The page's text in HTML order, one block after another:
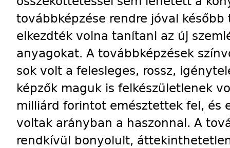
továbbképzése rendre jóval
elkezdték volna tanítani az új
anyagokat. A továbbképzések
sok volt a felesleges, rossz,
képzők maguk is felkészületlenek
milliárd forintot emésztettek fel, és
voltak arányban a haszonnal. A
rendkívül bonyolult,